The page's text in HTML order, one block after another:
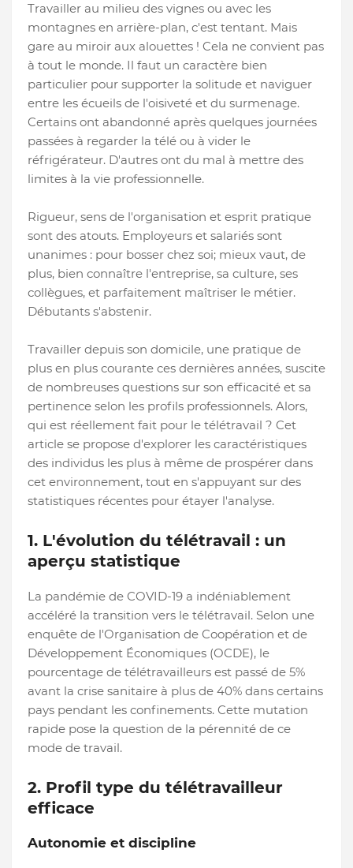
Travailler au milieu des vignes ou avec les
montagnes en arrière-plan, c'est tentant. Mais
gare au miroir aux alouettes ! Cela ne convient pas
à tout le monde. Il faut un caractère bien
particulier pour supporter la solitude et naviguer
entre les écueils de l'oisiveté et du surmenage.
Certains ont abandonné après quelques journées
passées à regarder la télé ou à vider le
réfrigérateur. D'autres ont du mal à mettre des
limites à la vie professionnelle.
Rigueur, sens de l'organisation et esprit pratique
sont des atouts. Employeurs et salariés sont
unanimes : pour bosser chez soi; mieux vaut, de
plus, bien connaître l'entreprise, sa culture, ses
collègues, et parfaitement maîtriser le métier.
Débutants s'abstenir.
Travailler depuis son domicile, une pratique de
plus en plus courante ces dernières années, suscite
de nombreuses questions sur son efficacité et sa
pertinence selon les profils professionnels. Alors,
qui est réellement fait pour le télétravail ? Cet
article se propose d'explorer les caractéristiques
des individus les plus à même de prospérer dans
cet environnement, tout en s'appuyant sur des
statistiques récentes pour étayer l'analyse.
1. L'évolution du télétravail : un
aperçu statistique
La pandémie de COVID-19 a indéniablement
accéléré la transition vers le télétravail. Selon une
enquête de l'Organisation de Coopération et de
Développement Économiques (OCDE), le
pourcentage de télétravailleurs est passé de 5%
avant la crise sanitaire à plus de 40% dans certains
pays pendant les confinements. Cette mutation
rapide pose la question de la pérennité de ce
mode de travail.
2. Profil type du télétravailleur
efficace
Autonomie et discipline